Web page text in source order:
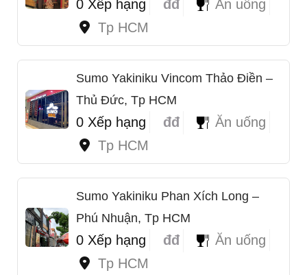
0 Xếp hạng đđ
Ăn uống
Tp HCM
Sumo Yakiniku Vincom Thảo Điền –
Thủ Đức, Tp HCM
0 Xếp hạng đđ
Ăn uống
Tp HCM
Sumo Yakiniku Phan Xích Long –
Phú Nhuận, Tp HCM
0 Xếp hạng đđ
Ăn uống
Tp HCM